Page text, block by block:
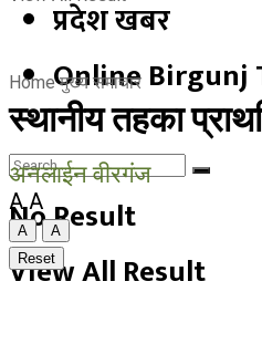
प्रदेश खबर
Online Birgunj
No Result
View All Result
Home मुख्य समाचार
स्थानीय तहका
अनलाईन वीरगंज
A A
A
A
Reset